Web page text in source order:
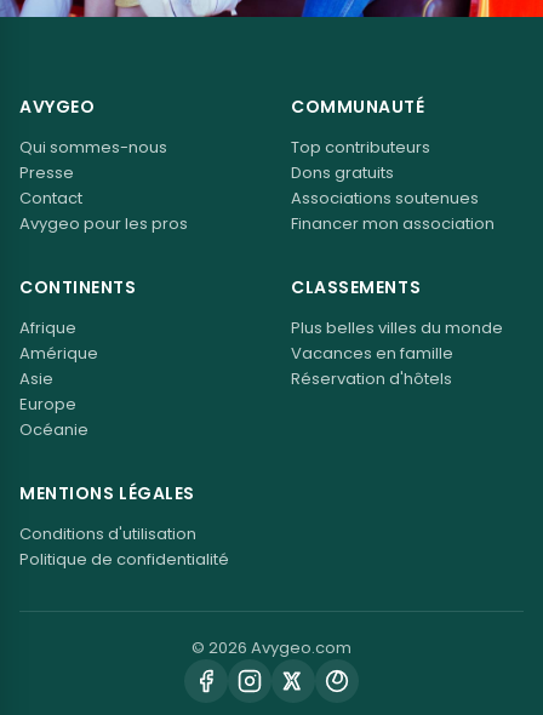
AVYGEO
Qui sommes-nous
Presse
Contact
Avygeo pour les pros
COMMUNAUTÉ
Top contributeurs
Dons gratuits
Associations soutenues
Financer mon association
CONTINENTS
Afrique
Amérique
Asie
Europe
Océanie
CLASSEMENTS
Plus belles villes du monde
Vacances en famille
Réservation d'hôtels
MENTIONS LÉGALES
Conditions d'utilisation
Politique de confidentialité
© 2026 Avygeo.com